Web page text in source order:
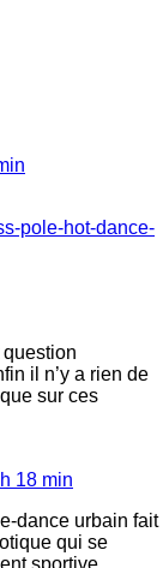
pole-hot-dance-
il n’y a rien de
sur ces
18 min
dance urbain fait
qui se
sportive,